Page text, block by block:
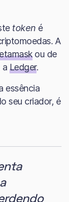
token é
A
ou de
Ledger.
essência
seu criador, é